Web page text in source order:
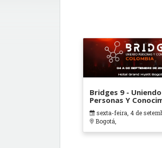
Bridges 9 - Uniendo
Personas Y
sexta-feira, 4 de
Bogotá,